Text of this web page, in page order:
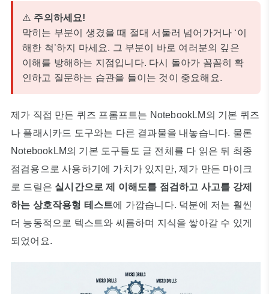
⚠️ 주의하세요!
막히는 부분이 생겼을 때 절대 서둘러 넘어가거나 ‘이
해한 척’하지 마세요. 그 부분이 바로 여러분의 깊은
이해를 방해하는 지점입니다. 다시 돌아가 꼼꼼히 확
인하고 질문하는 습관을 들이는 것이 중요해요.
제가 직접 만든 퀴즈 프롬프트는 NotebookLM의 기본 퀴즈
나 플래시카드 도구와는 다른 결과물을 내놓습니다. 물론
NotebookLM의 기본 도구들도 글 전체를 다 읽은 뒤 최종
점검용으로 사용하기에 가치가 있지만, 제가 만든 마이크
로 드릴은 실시간으로 제 이해도를 점검하고 사고를 강제
하는 상호작용형 테스트에 가깝습니다. 덕분에 저는 훨씬
더 능동적으로 텍스트와 씨름하며 지식을 쌓아갈 수 있게
되었어요.